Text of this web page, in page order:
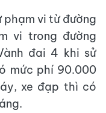
phạm vi từ đường
vi trong đường
đai 4 khi sử
mức phí 90.000
xe đạp thì có